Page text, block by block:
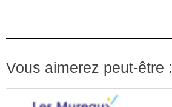
Vous aimerez peut-être :